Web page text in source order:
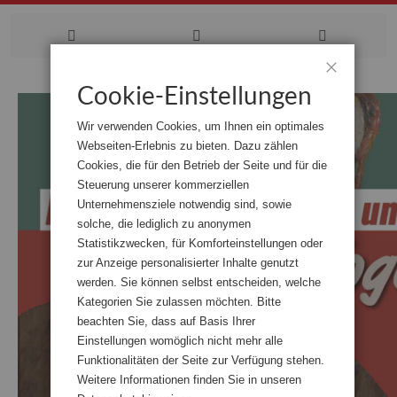
Cookie-Einstellungen
Wir verwenden Cookies, um Ihnen ein optimales
Webseiten-Erlebnis zu bieten. Dazu zählen
Cookies, die für den Betrieb der Seite und für die
Steuerung unserer kommerziellen
Unternehmensziele notwendig sind, sowie
solche, die lediglich zu anonymen
Statistikzwecken, für Komforteinstellungen oder
zur Anzeige personalisierter Inhalte genutzt
werden. Sie können selbst entscheiden, welche
Kategorien Sie zulassen möchten. Bitte
beachten Sie, dass auf Basis Ihrer
Einstellungen womöglich nicht mehr alle
Funktionalitäten der Seite zur Verfügung stehen.
Weitere Informationen finden Sie in unseren